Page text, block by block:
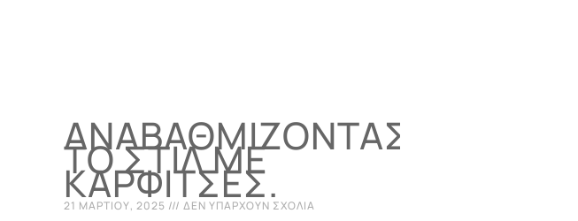
ΑΝΑΒΑΘΜΊΖΟΝΤΑΣ
ΤΟ ΣΤΙΛ ΜΕ
ΚΑΡΦΊΤΣΕΣ.
21 ΜΑΡΤΊΟΥ, 2025 ΔΕΝ ΥΠΆΡΧΟΥΝ ΣΧΌΛΙΑ